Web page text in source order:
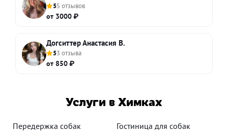
55 отзывов
от 3000 ₽
Догситтер Анастасия В.
53 отзыва
от 850 ₽
Услуги в Химках
Передержка собак Гостиница для собак